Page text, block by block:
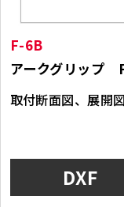
F-6B
アークグリップ
取付断面図、展開図
DXF